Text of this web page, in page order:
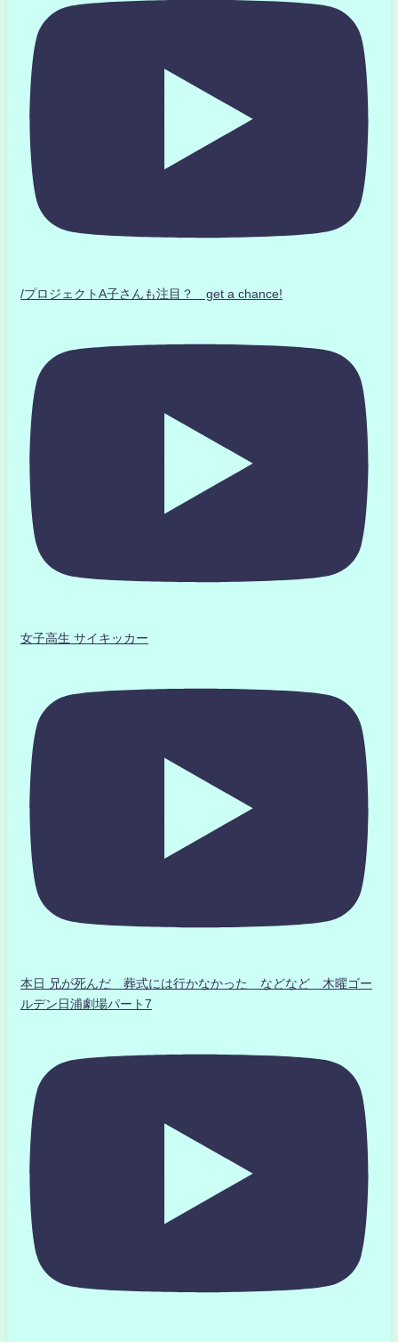
/プロジェクトA子さんも注目？ get a chance!
女子高生 サイキッカー
本日 兄が死んだ 葬式には行かなかった などなど 木曜ゴー
ルデン日浦劇場パート7